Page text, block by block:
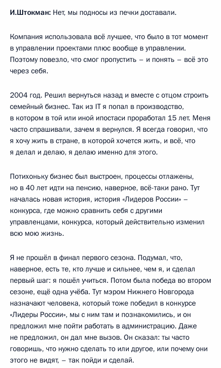
И.Штокман: Нет, мы подносы из печки доставали.
Компания использовала всё лучшее, что было в тот момент
в управлении проектами плюс вообще в управлении.
Поэтому повезло, что смог пропустить – и понять – всё это
через себя.
2004 год. Решил вернуться назад и вместе с отцом строить
семейный бизнес. Так из IT я попал в производство,
в котором в той или иной ипостаси проработал 15 лет. Меня
часто спрашивали, зачем я вернулся. Я всегда говорил, что
я хочу жить в стране, в которой хочется жить, и всё, что
я делал и делаю, я делаю именно для этого.
Потихоньку бизнес был выстроен, процессы отлажены,
но в 40 лет идти на пенсию, наверное, всё-таки рано. Тут
началась новая история, история «Лидеров России» –
конкурса, где можно сравнить себя с другими
управленцами, конкурса, который действительно изменил
всю мою жизнь.
Я не прошёл в финал первого сезона. Подумал, что,
наверное, есть те, кто лучше и сильнее, чем я, и сделал
первый шаг: я пошёл учиться. Потом была победа во втором
сезоне, ещё одна учёба. Тут мэром Нижнего Новгорода
назначают человека, который тоже победил в конкурсе
«Лидеры России», мы с ним там и познакомились, и он
предложил мне пойти работать в администрацию. Даже
не предложил, он дал мне вызов. Он сказал: ты часто
говоришь, что нужно сделать то или другое, или почему они
этого не видят, – так пойди и сделай.